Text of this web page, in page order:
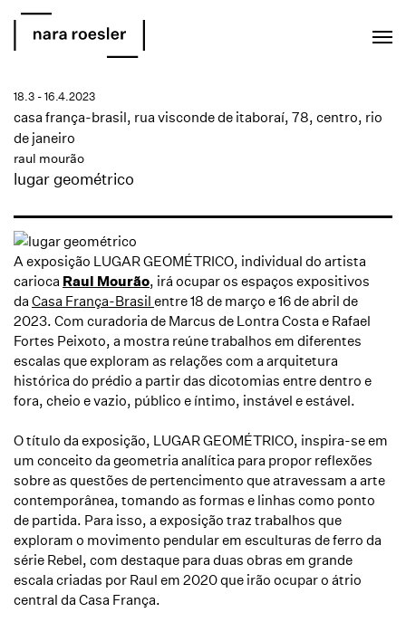
lugar geométrico
raul mourão
casa frança-brasil, rua visconde de itaboraí, 78, centro, rio
de janeiro
18.3 - 16.4.2023
A exposição LUGAR GEOMÉTRICO, individual do artista
carioca Raul Mourão, irá ocupar os espaços expositivos
daCasa França-Brasil entre18 de março e16de abril de
2023. Com curadoria de Marcus de Lontra Costa e Rafael
Fortes Peixoto, a mostra reúne trabalhos em diferentes
escalas que exploram as relações com a arquitetura
histórica do prédio a partir das dicotomias entre dentro e
fora, cheio e vazio, público e íntimo, instável e estável.
O título da exposição, LUGAR GEOMÉTRICO, inspira-se em
um conceito da geometria analítica para propor reflexões
sobre as questões de pertencimento que atravessam a arte
contemporânea, tomando as formas e linhas como ponto
de partida. Para isso, a exposição traz trabalhos que
exploram o movimento pendular em esculturas de ferro da
série Rebel, com destaque para duas obras em grande
escala criadas por Raul em 2020que irão ocupar o átrio
central da Casa França.